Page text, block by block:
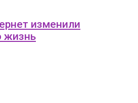
изменили
жизнь